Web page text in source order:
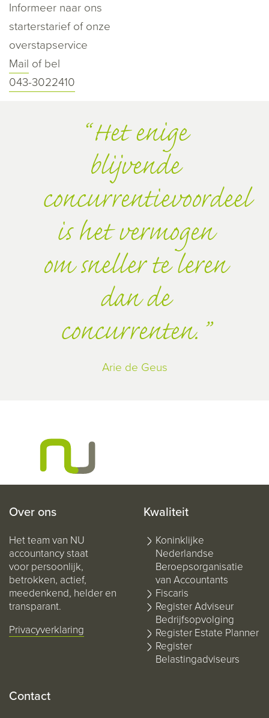
Informeer naar ons
starterstarief of onze
overstapservice
Mail of bel
043-3022410
Het enige
blijvende
concurrentievoordeel
is het vermogen
om sneller te leren
dan de
concurrenten.
Arie de Geus
Over ons
Het team van NU
accountancy staat
voor persoonlijk,
betrokken, actief,
meedenkend, helder en
transparant.
Privacyverklaring
Kwaliteit
Koninklijke
Nederlandse
Beroepsorganisatie
van Accountants
Fiscaris
Register Adviseur
Bedrijfsopvolging
Register Estate Planner
Register
Belastingadviseurs
Contact